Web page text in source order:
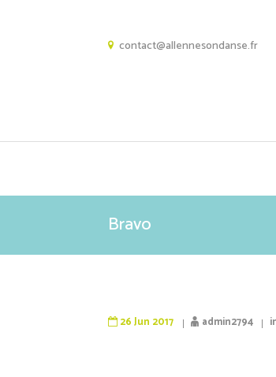
contact@allennesondanse.fr
Bravo
26 Jun 2017 admin2794